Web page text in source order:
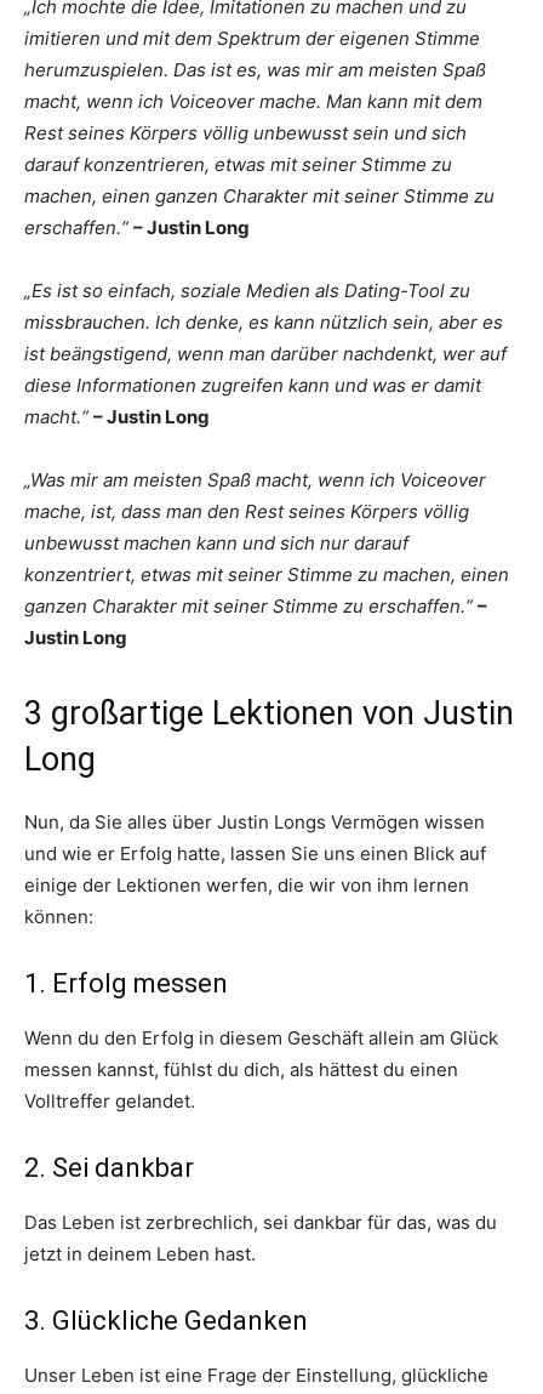
„Ich mochte die Idee, Imitationen zu machen und zu
imitieren und mit dem Spektrum der eigenen Stimme
herumzuspielen. Das ist es, was mir am meisten Spaß
macht, wenn ich Voiceover mache. Man kann mit dem
Rest seines Körpers völlig unbewusst sein und sich
darauf konzentrieren, etwas mit seiner Stimme zu
machen, einen ganzen Charakter mit seiner Stimme zu
erschaffen.“– Justin Long
„Es ist so einfach, soziale Medien als Dating-Tool zu
missbrauchen. Ich denke, es kann nützlich sein, aber es
ist beängstigend, wenn man darüber nachdenkt, wer auf
diese Informationen zugreifen kann und was er damit
macht.“– Justin Long
„Was mir am meisten Spaß macht, wenn ich Voiceover
mache, ist, dass man den Rest seines Körpers völlig
unbewusst machen kann und sich nur darauf
konzentriert, etwas mit seiner Stimme zu machen, einen
ganzen Charakter mit seiner Stimme zu erschaffen.“–
Justin Long
3 großartige Lektionen von Justin
Long
Nun, da Sie alles über Justin Longs Vermögen wissen
und wie er Erfolg hatte, lassen Sie uns einen Blick auf
einige der Lektionen werfen, die wir von ihm lernen
können:
1. Erfolg messen
Wenn du den Erfolg in diesem Geschäft allein am Glück
messen kannst, fühlst du dich, als hättest du einen
Volltreffer gelandet.
2. Sei dankbar
Das Leben ist zerbrechlich, sei dankbar für das, was du
jetzt in deinem Leben hast.
3. Glückliche Gedanken
Unser Leben ist eine Frage der Einstellung, glückliche